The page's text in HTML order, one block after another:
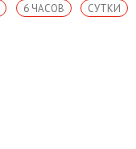
СУТКИ
6 ЧАСОВ